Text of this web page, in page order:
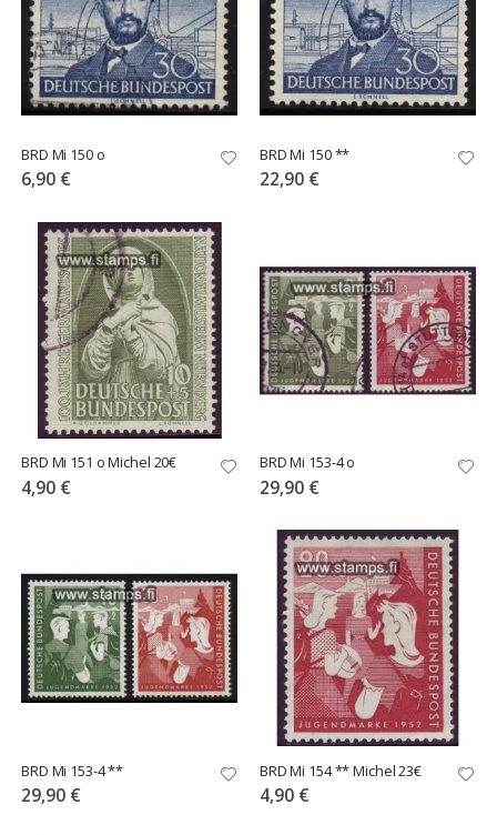
BRD Mi 150 o
6,90 €
BRD Mi 150 **
22,90 €
BRD Mi 151 o Michel 20€
4,90 €
BRD Mi 153-4 o
29,90 €
BRD Mi 153-4 **
29,90 €
BRD Mi 154 ** Michel 23€
4,90 €